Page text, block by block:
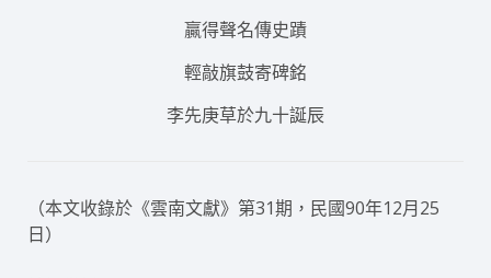
贏得聲名傳史蹟
輕敲旗鼓寄碑銘
李先庚草於九十誕辰
（本文收錄於《雲南文獻》第31期，民國90年12月25
日）